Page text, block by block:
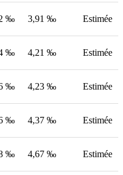
‰ 3,91 ‰ Estimée
‰ 4,21 ‰ Estimée
‰ 4,23 ‰ Estimée
‰ 4,37 ‰ Estimée
‰ 4,67 ‰ Estimée